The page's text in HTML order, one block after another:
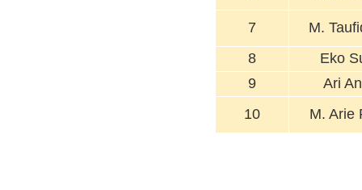
7
M.
8
Eko
9
Ari
10
M. Arie